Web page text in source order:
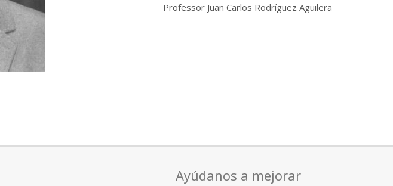
Professor Juan Carlos Rodríguez Aguilera
Ayúdanos a mejorar